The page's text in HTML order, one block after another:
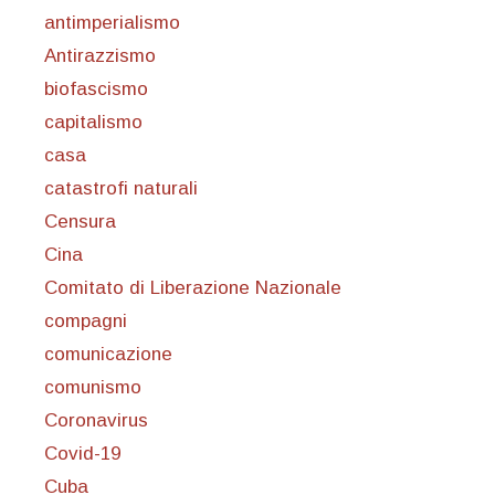
antimperialismo
Antirazzismo
biofascismo
capitalismo
casa
catastrofi naturali
Censura
Cina
Comitato di Liberazione Nazionale
compagni
comunicazione
comunismo
Coronavirus
Covid-19
Cuba